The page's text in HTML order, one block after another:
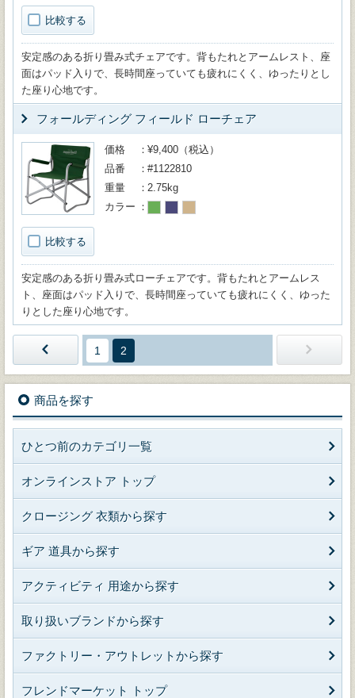
比較する
安定感のある折り畳み式チェアです。背もたれとアームレスト、座
面はパッド入りで、長時間座っていても疲れにくく、ゆったりとし
た座り心地です。
フォールディング フィールド ローチェア
比較する
価格
¥9,400（税込）
品番
#1122810
重量
2.75kg
カラー
安定感のある折り畳み式ローチェアです。背もたれとアームレス
ト、座面はパッド入りで、長時間座っていても疲れにくく、ゆった
りとした座り心地です。
1 2
商品を探す
ひとつ前のカテゴリ一覧
オンラインストア トップ
クロージング 衣類から探す
ギア 道具から探す
アクティビティ 用途から探す
取り扱いブランドから探す
ファクトリー・アウトレットから探す
フレンドマーケット トップ